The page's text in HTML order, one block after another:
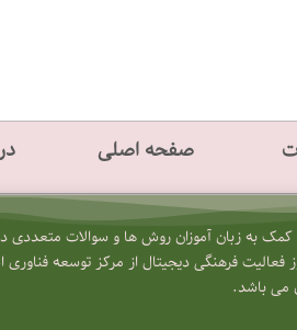
صفحه اصلی
به زبان آموزان روش ها و سوالات متعددی در
فرهنگی دیجیتال از مرکز توسعه فناوری
می باشد.